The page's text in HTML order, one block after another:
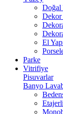
Doğal
Dekor
El
Parke
Vitrifiye
Pisuvarlar
Banyo